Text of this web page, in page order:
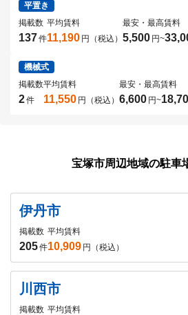
平置き
掲載数
137件
平均賃料
11,190 円（税込）
最安・最高賃料
5,500 円~
機械式
掲載数
2件
平均賃料
11,550 円（税込）
最安・最高賃料
6,600 円~
宝塚市周辺地域の駐車
伊丹市
掲載数
205件
平均賃料
10,909 円（税込）
川西市
掲載数 平均賃料